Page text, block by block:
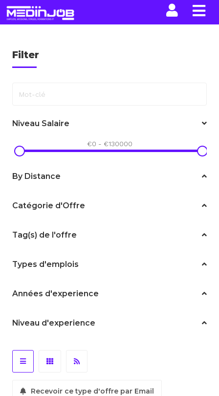
Filter
Niveau Salaire
€0 - €130000
By Distance
Catégorie d'Offre
Tag(s) de l'offre
Types d'emplois
Années d'experience
Niveau d'experience
Recevoir ce type d'offre par Email